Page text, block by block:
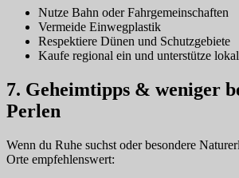
Nutze Bahn oder Fahrgemeinschaften
Vermeide Einwegplastik
Respektiere Dünen und Schutzgebiete
Kaufe regional ein und unterstütze
7. Geheimtipps & weniger
Perlen
Wenn du Ruhe suchst oder besondere
Orte empfehlenswert: